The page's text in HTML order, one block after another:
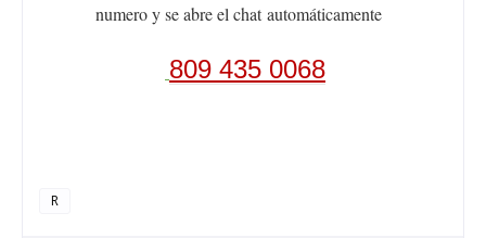
numero y se abre el chatautomáticamente
809 435 0068
R